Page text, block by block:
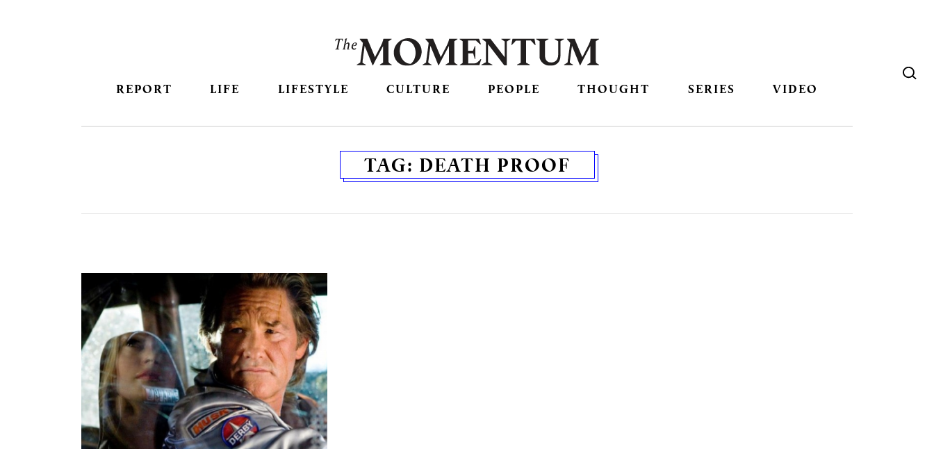
REPORT LIFE LIFESTYLE CULTURE PEOPLE THOUGHT SERIES VIDEO
TAG: DEATH PROOF